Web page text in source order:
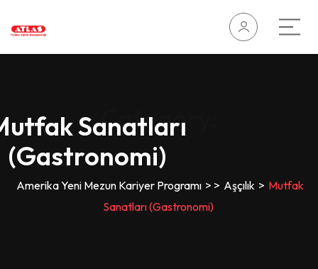
Category:
Sanatları
(Gastronomi)
Amerika Yeni Mezun Kariyer Programı > > Aşçılık > Mutfak
Sanatları (Gastronomi)